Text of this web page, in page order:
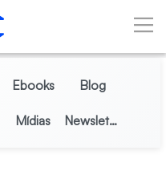
Ebooks Blog
Mídias Newsletter